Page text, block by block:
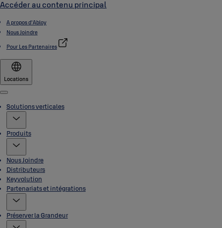
Accéder au contenu principal
A propos d'Abloy
Nous Joindre
Pour Les Partenaires
Locations
Menu
Solutions verticales
Produits
Nous Joindre
Distributeurs
Keyvolution
Partenariats et intégrations
Préserver la Grandeur